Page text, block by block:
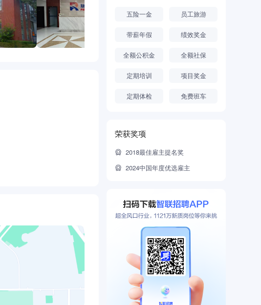
五险一金 员工旅游
带薪年假 绩效奖金
全额公积金 全额社保
定期培训 项目奖金
定期体检 免费班车
荣获奖项
2018最佳雇主提名奖
2024中国年度优选雇主